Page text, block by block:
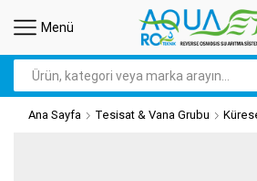
Menü
Search
input
Ana Sayfa Tesisat & Vana Grubu